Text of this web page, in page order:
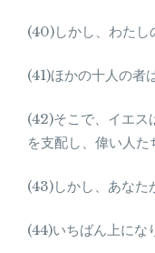
(40)しかし、わたし
(41)ほかの十人の者
(42)そこで、イエス
を支配し、偉い人た
(43)しかし、あなた
(44)いちばん上にな